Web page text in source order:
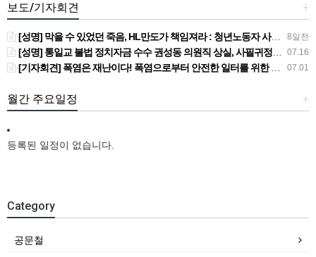
+
보도/기자회견
8일전
[성명] 막을 수 있었던 죽음, HL만도가 책임져라 : 청년노동자 사망사고의 철저한 진상규명과 재발방지 대책 마련하라
07.16
[성명] 통일교 불법 정치자금 수수 권성동 의원직 상실, 사필귀정이다
07.01
[기자회견] 폭염은 재난이다! 폭염으로부터 안전한 일터를 위한 민주노총 강원지역본부 폭염감시단 선포 기자회견
+
월간 주요일정
등록된 일정이 없습니다.
Category
공문철